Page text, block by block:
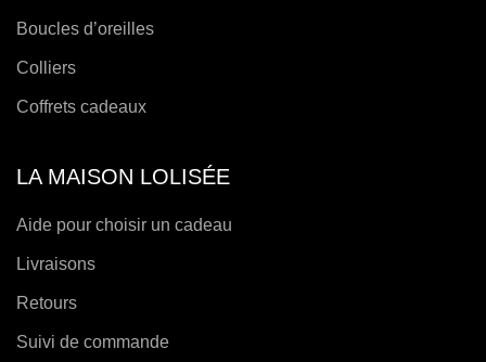
Boucles d’oreilles
Colliers
Coffrets cadeaux
LA MAISON LOLISÉE
Aide pour choisir un cadeau
Livraisons
Retours
Suivi de commande